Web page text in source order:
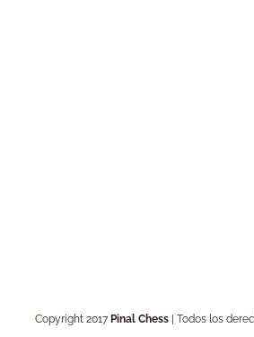
Copyright 2017 Pinal Chess| Todos los